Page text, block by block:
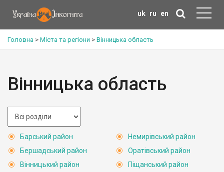
uk ru en
Головна > Міста та регіони > Вінницька область
Вінницька область
Барський район
Бершадський район
Вінницький район
Немирівський район
Оратівський район
Піщанський район